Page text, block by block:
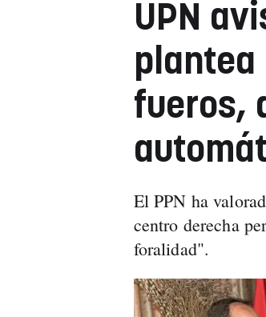
UPN
plantea
fueros,
El PPN ha
centro derecha
foralidad".